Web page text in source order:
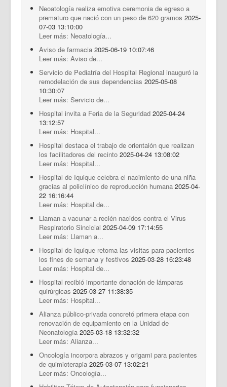
Neoatología realiza emotiva ceremonia de egreso a
prematuro que nació con un peso de 620 gramos 2025-
07-03 13:10:00
Leer más: Neoatología...
Aviso de farmacia 2025-06-19 10:07:46
Leer más: Aviso de...
Servicio de Pediatría del Hospital Regional inauguró la
remodelación de sus dependencias 2025-05-08
10:30:07
Leer más: Servicio de...
Hospital invita a Feria de la Seguridad 2025-04-24
13:12:57
Leer más: Hospital...
Hospital destaca el trabajo de orientaión que realizan
los facilitadores del recinto 2025-04-24 13:08:02
Leer más: Hospital...
Hospital de Iquique celebra el nacimiento de una niña
gracias al policlínico de reproducción humana 2025-04-
22 16:16:44
Leer más: Hospital de...
Llaman a vacunar a recién nacidos contra el Virus
Respiratorio Sincicial 2025-04-09 17:14:55
Leer más: Llaman a...
Hospital de Iquique retoma las visitas para pacientes
los fines de semana y festivos 2025-03-28 16:23:48
Leer más: Hospital de...
Hospital recibió importante donación de lámparas
quirúrgicas 2025-03-27 11:38:35
Leer más: Hospital...
Alianza público-privada concretó primera etapa con
renovación de equipamiento en la Unidad de
Neonatología 2025-03-18 13:32:32
Leer más: Alianza...
Oncología incorpora abrazos y origami para pacientes
de quimioterapia 2025-03-07 13:02:21
Leer más: Oncología...